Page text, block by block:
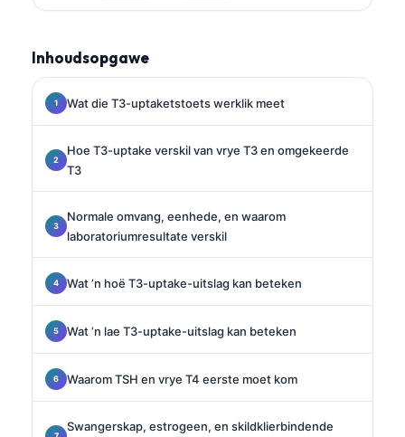
Inhoudsopgawe
Wat die T3-uptaketstoets werklik meet
Hoe T3-uptake verskil van vrye T3 en omgekeerde
T3
Normale omvang, eenhede, en waarom
laboratoriumresultate verskil
Wat ’n hoë T3-uptake-uitslag kan beteken
Wat ’n lae T3-uptake-uitslag kan beteken
Waarom TSH en vrye T4 eerste moet kom
Swangerskap, estrogeen, en skildklierbindende